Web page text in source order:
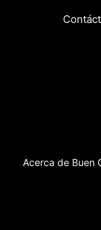
Acerca de Buen